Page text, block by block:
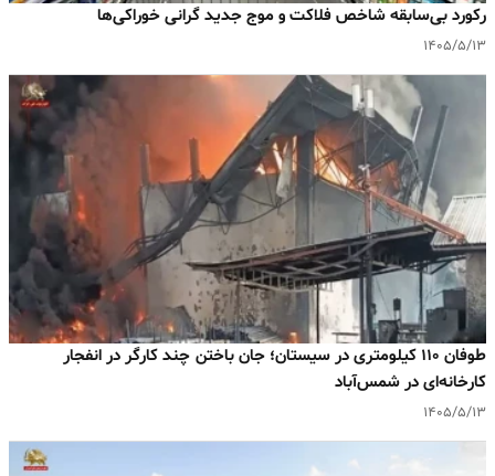
رکورد بی‌سابقه شاخص فلاکت و موج جدید گرانی خوراکی‌ها
۱۴۰۵/۵/۱۳
طوفان ۱۱۰ کیلومتری در سیستان؛ جان باختن چند کارگر در انفجار
کارخانه‌ای در شمس‌آباد
۱۴۰۵/۵/۱۳